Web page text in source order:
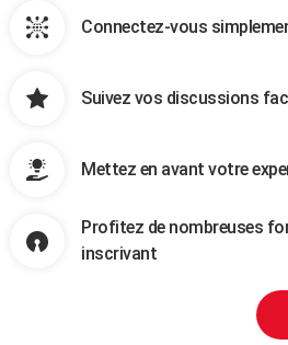
Connectez-vous
Suivez vos discussions
Mettez en avant votre
Profitez de nombreuses
inscrivant